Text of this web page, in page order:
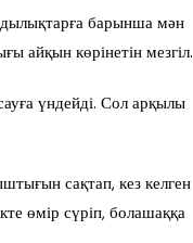
барынша мән
айқын көрінетін мезгіл.
үндейді. Сол арқылы
сақтап, кез келген
өмір сүріп, болашаққа